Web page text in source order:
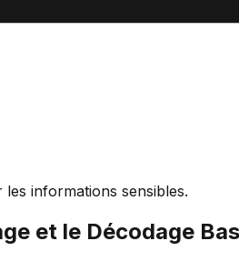
informations sensibles.
et le Décodage